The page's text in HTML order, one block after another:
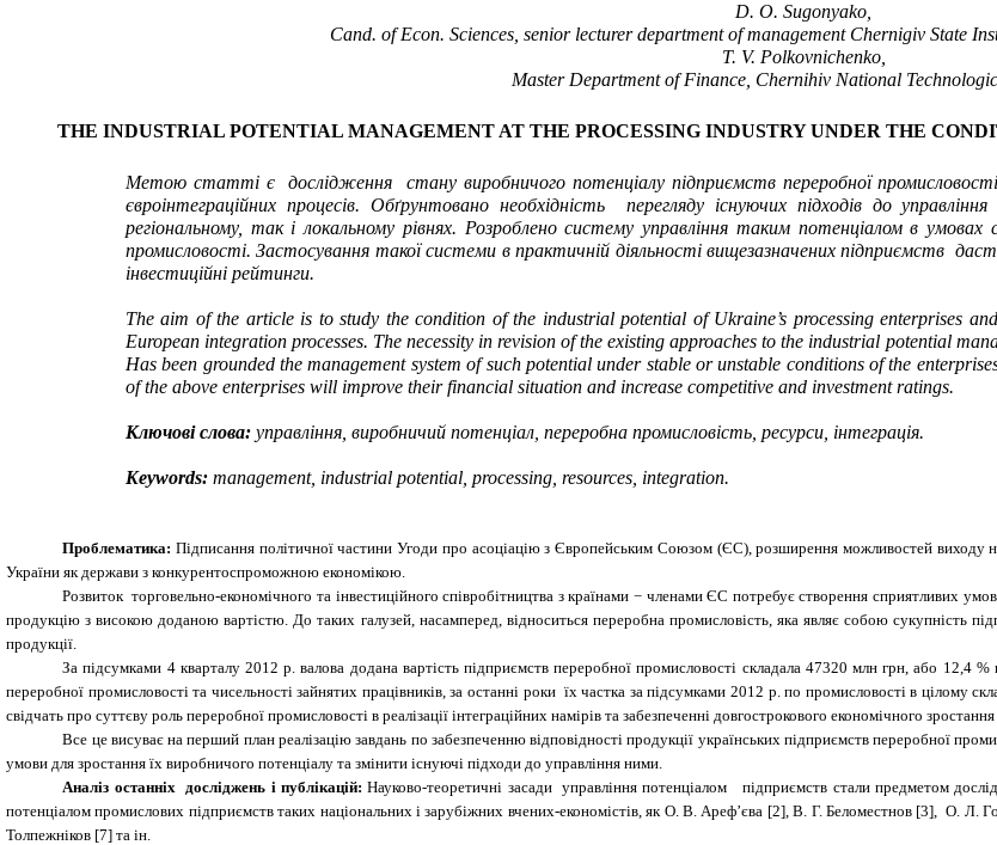
D. O. Sugonyako,
Cand. of Econ. Sciences, senior lecturer department of management Chernigiv State
T. V. Polkovnichenko,
Master Department ofFinance, Chernihiv National
THE INDUSTRIAL POTENTIAL MANAGEMENT AT THE PROCESSING INDUSTRY UNDER THE
Метою статті є дослідження стану виробничого потенціалу підприємств переробної
євроінтеграційних процесів. Обґрунтовано необхідність перегляду існуючих підходів до
регіональному, так і локальному рівнях. Розроблено систему управління таким потенціалом в
промисловості. Застосування такої системи в практичній діяльності вищезазначених підприємств
інвестиційні рейтинги.
The aim of the article is to study the condition of the industrial potential of Ukraine’s processing enterprises
European integration processes. The necessity in revision of the existing approaches to the industrial potential
Has been grounded the management system of such potential under stable or unstable conditions of the
of the above enterprises will improve their financial situation and increase competitive and investment ratings.
Ключові слова: управління, виробничий потенціал, переробна промисловість, ресурси, інтеграція.
Keywords: management, industrial potential, processing, resources, integration.
Проблематика: Підписання політичної частини Угоди про асоціацію з Європейським Союзом (ЄС), розширення можливостей виходу
України як держави з конкурентоспроможною економікою.
Розвиток торговельно-економічного та інвестиційного співробітництва з країнами − членами ЄС потребує створення сприятливих
продукцію з високою доданою вартістю. До таких галузей, насамперед, відноситься переробна промисловість, яка являє собою сукупність
продукції.
За підсумками 4 кварталу 2012 р. валова додана вартість підприємств переробної промисловості складала 47320 млн грн, або 12,4
переробної промисловості та чисельності зайнятих працівників, за останні роки їх частка за підсумками 2012 р. по промисловості в
свідчать про суттєву роль переробної промисловості в реалізації інтеграційних намірів та забезпеченні довгострокового економічного
Все це висуває на перший план реалізацію завдань по забезпеченню відповідності продукції українських підприємств переробної
умови для зростання їх виробничого потенціалу та змінити існуючі підходи до управління ними.
Аналіз останніх досліджень і публікацій:Науково-теоретичні засади управління потенціалом підприємств стали предметом
потенціалом промислових підприємств таких національних і зарубіжних вчених-економістів, як О. В. Ареф’єва [2], В. Г. Беломестнов [3], О.
Толпежніков [7] та ін.